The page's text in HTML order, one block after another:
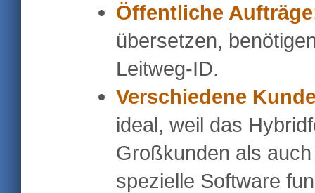
Öffentliche
übersetzen,
Leitweg-ID.
Verschiedene
ideal, weil das
Großkunden als
spezielle Software